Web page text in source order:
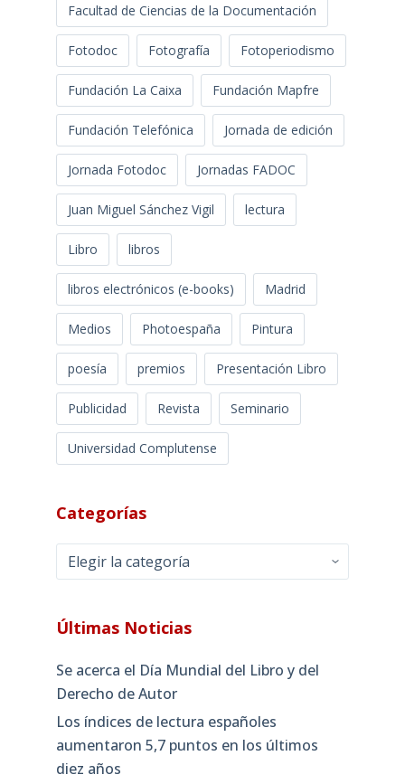
Facultad de Ciencias de la Documentación
Fotodoc Fotografía Fotoperiodismo
Fundación La Caixa Fundación Mapfre
Fundación Telefónica Jornada de edición
Jornada Fotodoc Jornadas FADOC
Juan Miguel Sánchez Vigil lectura
Libro libros
libros electrónicos (e-books) Madrid
Medios Photoespaña Pintura
poesía premios Presentación Libro
Publicidad Revista Seminario
Universidad Complutense
Categorías
Categorías
Últimas Noticias
Se acerca el Día Mundial del Libro y del
Derecho de Autor
Los índices de lectura españoles
aumentaron 5,7 puntos en los últimos
diez años